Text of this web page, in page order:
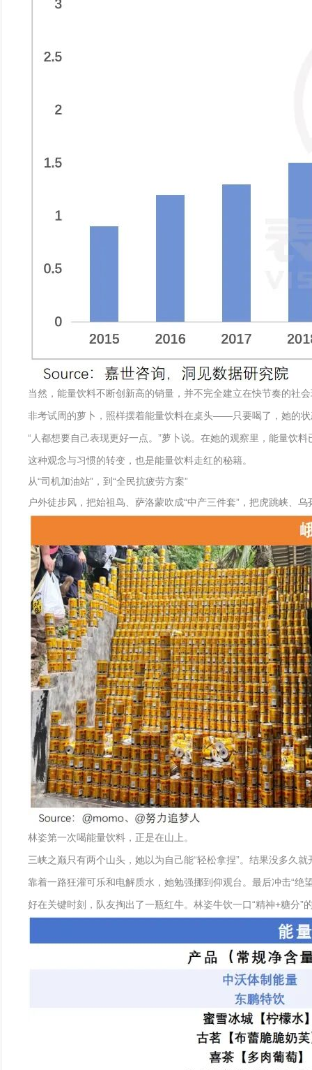
当然，能量饮料不断创新高的销量，并不完全建立在快节奏的社
非考试周的萝卜，照样摆着能量饮料在桌头——只要喝了，她的
“人都想要自己表现更好一点。”萝卜说。在她的观察里，能量饮
这种观念与习惯的转变，也是能量饮料走红的秘籍。
从“司机加油站”，到“全民抗疲劳方案”
户外徒步风，把始祖鸟、萨洛蒙吹成“中产三件套”，把虎跳峡、
林姿第一次喝能量饮料，正是在山上。
三峡之巅只有两个山头，她以为自己能“轻松拿捏”。结果没多
靠着一路狂灌可乐和电解质水，她勉强挪到仰观台。最后冲击“绝
好在关键时刻，队友掏出了一瓶红牛。林姿牛饮一口“精神+糖分